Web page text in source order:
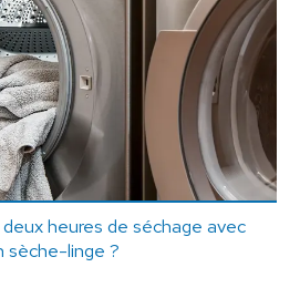
heures de séchage avec
sèche-linge ?